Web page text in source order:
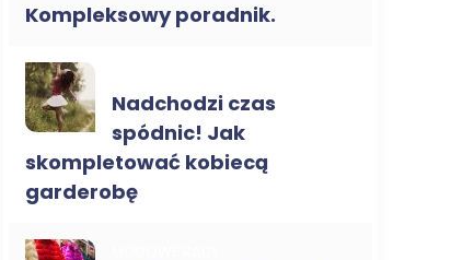
Kompleksowy poradnik.
Nadchodzi czas
spódnic! Jak
skompletować kobiecą
garderobę